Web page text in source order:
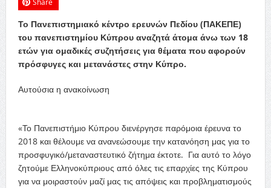
Share
Το Πανεπιστημιακό κέντρο ερευνών Πεδίου (ΠΑΚΕΠΕ)
του πανεπιστημίου Κύπρου αναζητά άτομα άνω των 18
ετών για ομαδικές συζητήσεις για θέματα που αφορούν
πρόσφυγες και μετανάστες στην Κύπρο.
Αυτούσια η ανακοίνωση
«Το Πανεπιστήμιο Κύπρου διενέργησε παρόμοια έρευνα το
2018 και θέλουμε να ανανεώσουμε την κατανόηση μας για το
προσφυγικό/μεταναστευτικό ζήτημα έκτοτε. Για αυτό το λόγο
ζητούμε Ελληνοκύπριους από όλες τις επαρχίες της Κύπρου
για να μοιραστούν μαζί μας τις απόψεις και προβληματισμούς